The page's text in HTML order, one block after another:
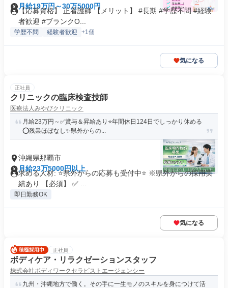
月給19万円～30万5000円
【応募資格】 正看護師 【メリット】 #長期 #学歴不問 #経験
者歓迎 #ブランクO...
学歴不問 経験者歓迎 +1個
気になる
正社員
クリニックの臨床検査技師
医療法人みやびクリニック
月給23万円～✅賞与＆昇給あり⭐年間休日124日でしっかり休める
⭕残業ほぼなし✨県外からの...
沖縄県那覇市
月給23万5000円以上
求める人材: ⭐県外からの応募も受付中⭐ ※県外からの採用実
績あり 【必須】 ✅ ...
即日勤務OK
気になる
正社員
ボディケア・リラクゼーションスタッフ
株式会社ボディワークセラピストエージェンシー
九州・沖縄地方で働く。その手に一生モノのスキルを身につけて活